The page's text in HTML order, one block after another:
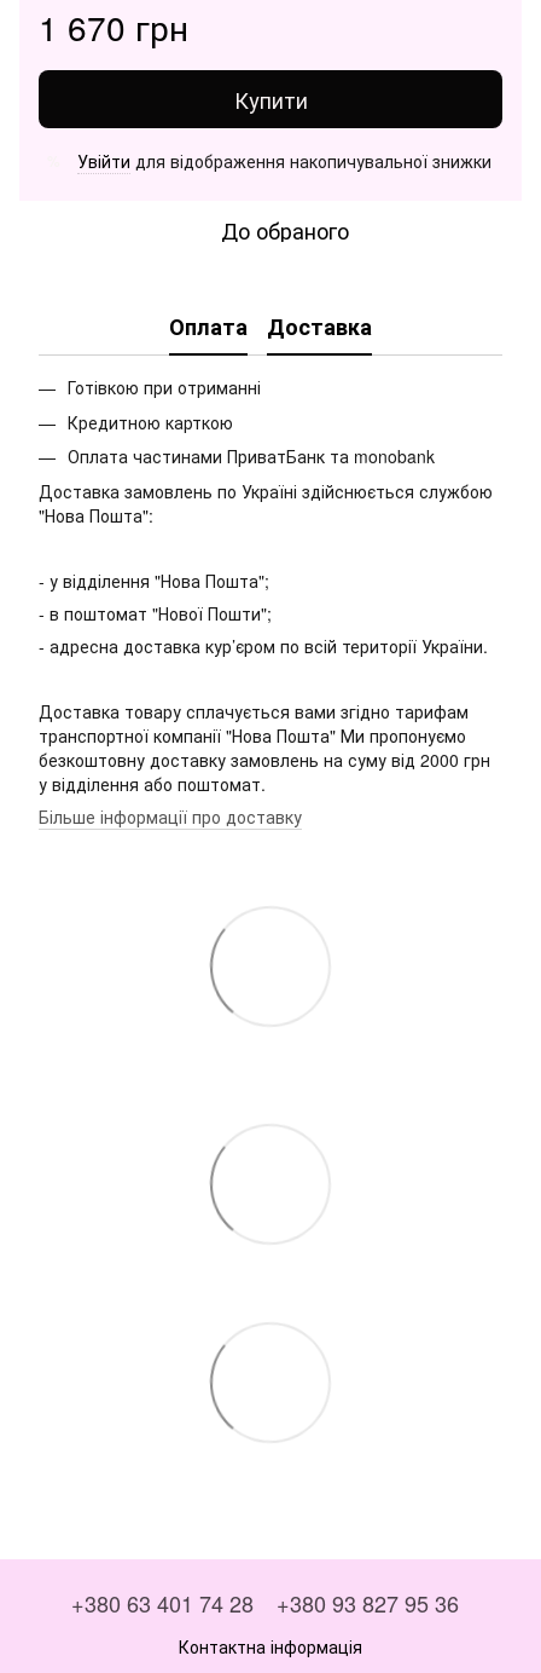
1 670 грн
Купити
Увійти для відображення накопичувальної знижки
До обраного
Оплата Доставка
Готівкою при отриманні
Кредитною карткою
Оплата частинами ПриватБанк та monobank
Доставка замовлень по Україні здійснюється службою
"Нова Пошта":
- у відділення "Нова Пошта";
- в поштомат "Нової Пошти";
- адресна доставка кур’єром по всій території України.
Доставка товару сплачується вами згідно тарифам
транспортної компанії "Нова Пошта" Ми пропонуємо
безкоштовну доставку замовлень на суму від 2000 грн
у відділення або поштомат.
Більше інформації про доставку
+380 63 401 74 28 +380 93 827 95 36
Контактна інформація